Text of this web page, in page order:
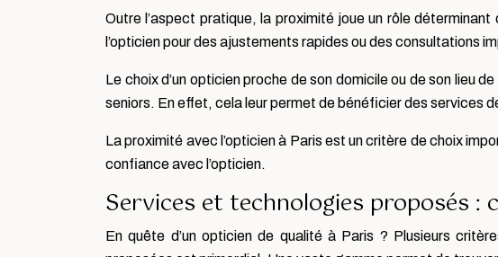
Outre l’aspect pratique, la proximité joue un rôle
l’opticien pour des ajustements rapides ou des consultations
Le choix d’un opticien proche de son domicile ou de son lieu
seniors. En effet, cela leur permet de bénéficier des services
La proximité avec l’opticien à Paris est un critère de choix
confiance avec l’opticien.
Services et technologies proposés :
En quête d’un opticien de qualité à Paris ? Plusieurs